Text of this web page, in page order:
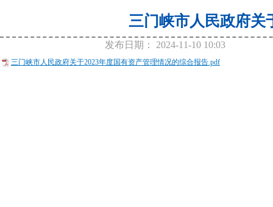
三门峡市人民政府关
发布日期： 2024-11-10 10:03
三门峡市人民政府关于2023年度国有资产管理情况的综合报告.pdf